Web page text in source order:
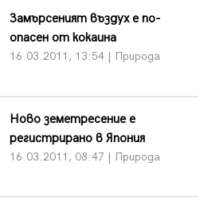
Замърсеният въздух е по-
опасен от кокаина
16.03.2011, 13:54 | Природа
Ново земетресение е
регистрирано в Япония
16.03.2011, 08:47 | Природа